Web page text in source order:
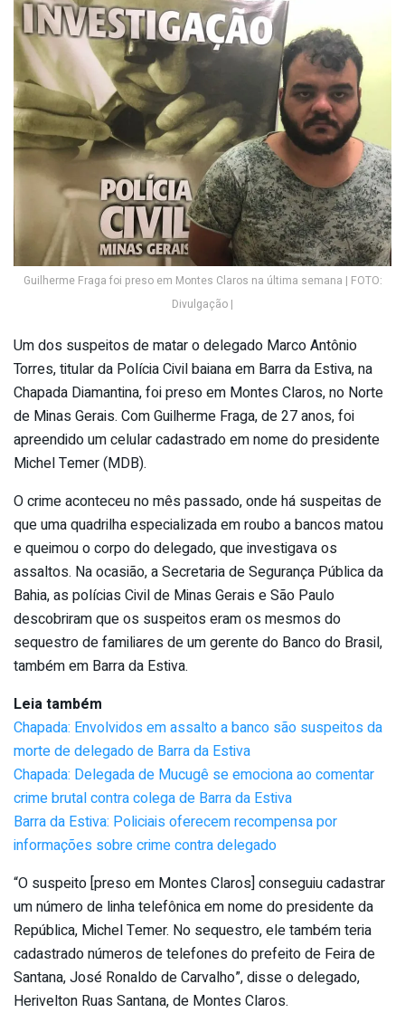
Guilherme Fraga foi preso em Montes Claros na última semana | FOTO:
Divulgação |
Um dos suspeitos de matar o delegado Marco Antônio
Torres, titular da Polícia Civil baiana em Barra da Estiva, na
Chapada Diamantina, foi preso em Montes Claros, no Norte
de Minas Gerais. Com Guilherme Fraga, de 27 anos, foi
apreendido um celular cadastrado em nome do presidente
Michel Temer (MDB).
O crime aconteceu no mês passado, onde há suspeitas de
que uma quadrilha especializada em roubo a bancos matou
e queimou o corpo do delegado, que investigava os
assaltos. Na ocasião, a Secretaria de Segurança Pública da
Bahia, as polícias Civil de Minas Gerais e São Paulo
descobriram que os suspeitos eram os mesmos do
sequestro de familiares de um gerente do Banco do Brasil,
também em Barra da Estiva.
Leia também
Chapada: Envolvidos em assalto a banco são suspeitos da
morte de delegado de Barra da Estiva
Chapada: Delegada de Mucugê se emociona ao comentar
crime brutal contra colega de Barra da Estiva
Barra da Estiva: Policiais oferecem recompensa por
informações sobre crime contra delegado
“O suspeito [preso em Montes Claros] conseguiu cadastrar
um número de linha telefônica em nome do presidente da
República, Michel Temer. No sequestro, ele também teria
cadastrado números de telefones do prefeito de Feira de
Santana, José Ronaldo de Carvalho”, disse o delegado,
Herivelton Ruas Santana, de Montes Claros.